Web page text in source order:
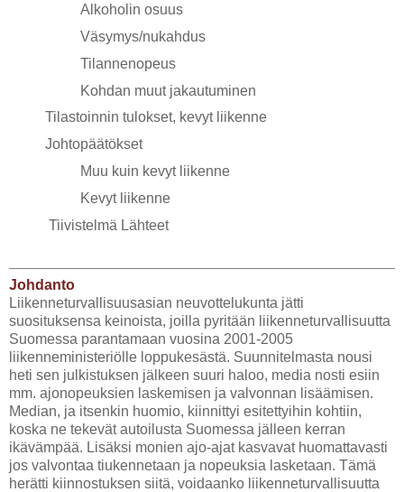
Alkoholin osuus
Väsymys/nukahdus
Tilannenopeus
Kohdan muut jakautuminen
Tilastoinnin tulokset, kevyt liikenne
Johtopäätökset
Muu kuin kevyt liikenne
Kevyt liikenne
Tiivistelmä Lähteet
Johdanto
Liikenneturvallisuusasian neuvottelukunta jätti
suosituksensa keinoista, joilla pyritään liikenneturvallisuutta
Suomessa parantamaan vuosina 2001-2005
liikenneministeriölle loppukesästä. Suunnitelmasta nousi
heti sen julkistuksen jälkeen suuri haloo, media nosti esiin
mm. ajonopeuksien laskemisen ja valvonnan lisäämisen.
Median, ja itsenkin huomio, kiinnittyi esitettyihin kohtiin,
koska ne tekevät autoilusta Suomessa jälleen kerran
ikävämpää. Lisäksi monien ajo-ajat kasvavat huomattavasti
jos valvontaa tiukennetaan ja nopeuksia lasketaan. Tämä
herätti kiinnostuksen siitä, voidaanko liikenneturvallisuutta